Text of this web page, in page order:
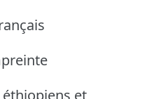
et